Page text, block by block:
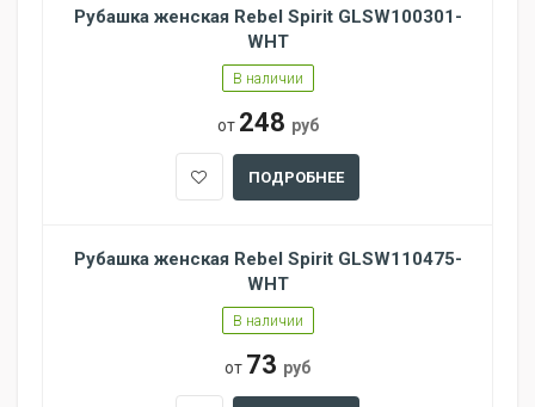
Рубашка женская Rebel Spirit GLSW100301-
WHT
В наличии
от 248 руб
ПОДРОБНЕЕ
Рубашка женская Rebel Spirit GLSW110475-
WHT
В наличии
от 73 руб